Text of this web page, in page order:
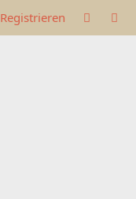
Registrieren